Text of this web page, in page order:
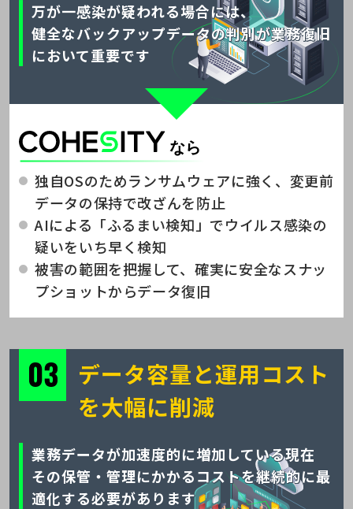
万が一感染が疑われる場合には、
健全なバックアップデータの判別が業務復旧
において重要です
独自OSのためランサムウェアに強く、変更前
データの保持で改ざんを防止
AIによる「ふるまい検知」でウイルス感染の
疑いをいち早く検知
被害の範囲を把握して、確実に安全なスナッ
プショットからデータ復旧
データ容量と運用コスト
を大幅に削減
業務データが加速度的に増加している現在
その保管・管理にかかるコストを継続的に最
適化する必要があります